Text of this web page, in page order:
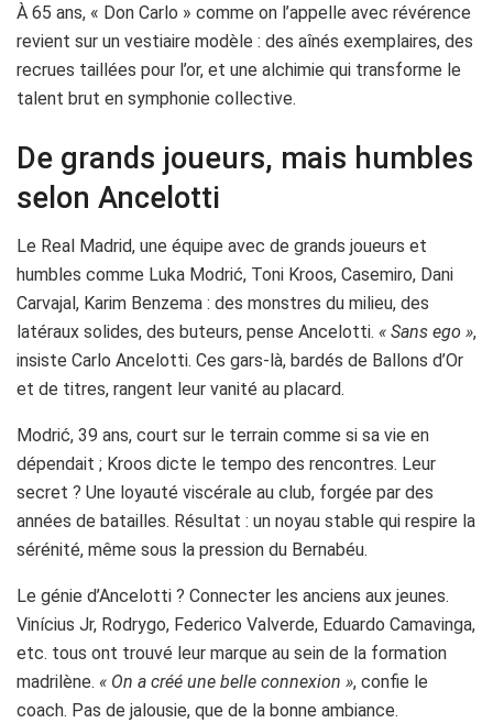
À 65 ans, « Don Carlo » comme on l’appelle avec révérence
revient sur un vestiaire modèle : des aînés exemplaires, des
recrues taillées pour l’or, et une alchimie qui transforme le
talent brut en symphonie collective.
De grands joueurs, mais humbles
selon Ancelotti
Le Real Madrid, une équipe avec de grands joueurs et
humbles comme Luka Modrić, Toni Kroos, Casemiro, Dani
Carvajal, Karim Benzema : des monstres du milieu, des
latéraux solides, des buteurs, pense Ancelotti. « Sans ego »,
insiste Carlo Ancelotti. Ces gars-là, bardés de Ballons d’Or
et de titres, rangent leur vanité au placard.
Modrić, 39 ans, court sur le terrain comme si sa vie en
dépendait ; Kroos dicte le tempo des rencontres. Leur
secret ? Une loyauté viscérale au club, forgée par des
années de batailles. Résultat : un noyau stable qui respire la
sérénité, même sous la pression du Bernabéu.
Le génie d’Ancelotti ? Connecter les anciens aux jeunes.
Vinícius Jr, Rodrygo, Federico Valverde, Eduardo Camavinga,
etc. tous ont trouvé leur marque au sein de la formation
madrilène. « On a créé une belle connexion », confie le
coach. Pas de jalousie, que de la bonne ambiance.